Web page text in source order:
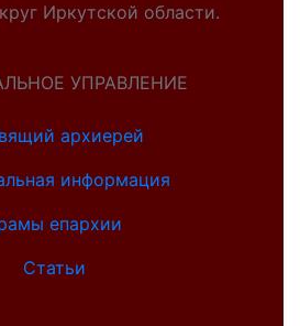
Иркутской области.
УПРАВЛЕНИЕ
архиерей
информация
епархии
Статьи